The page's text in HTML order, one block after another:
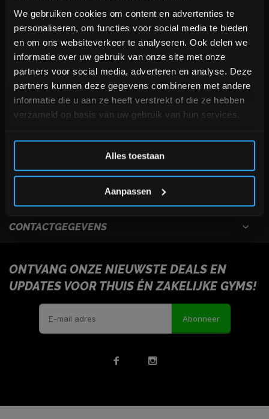
We gebruiken cookies om content en advertenties te
personaliseren, om functies voor social media te bieden
en om ons websiteverkeer te analyseren. Ook delen we
informatie over uw gebruik van onze site met onze
partners voor social media, adverteren en analyse. Deze
partners kunnen deze gegevens combineren met andere
informatie die u aan ze heeft verstrekt of die ze hebben
verzameld op basis van uw gebruik van hun services.
Alles toestaan
Aanpassen
CONTACTGEGEVENS
ONTVANG ONZE NIEUWSTE DEALS EN
UPDATES VOOR THUIS ÉN ZAKELIJKE GYMS!
Abonneer
Schrijf je in voor onze nieuwsbrief om op de hoogte te
blijven over onze nieuwe producten, deals en meer
interessante info. Ontvang 5% korting op je eerstvolgende
aankoop! 😀
Inschrijven
*Verzendkosten vallen buiten de korting